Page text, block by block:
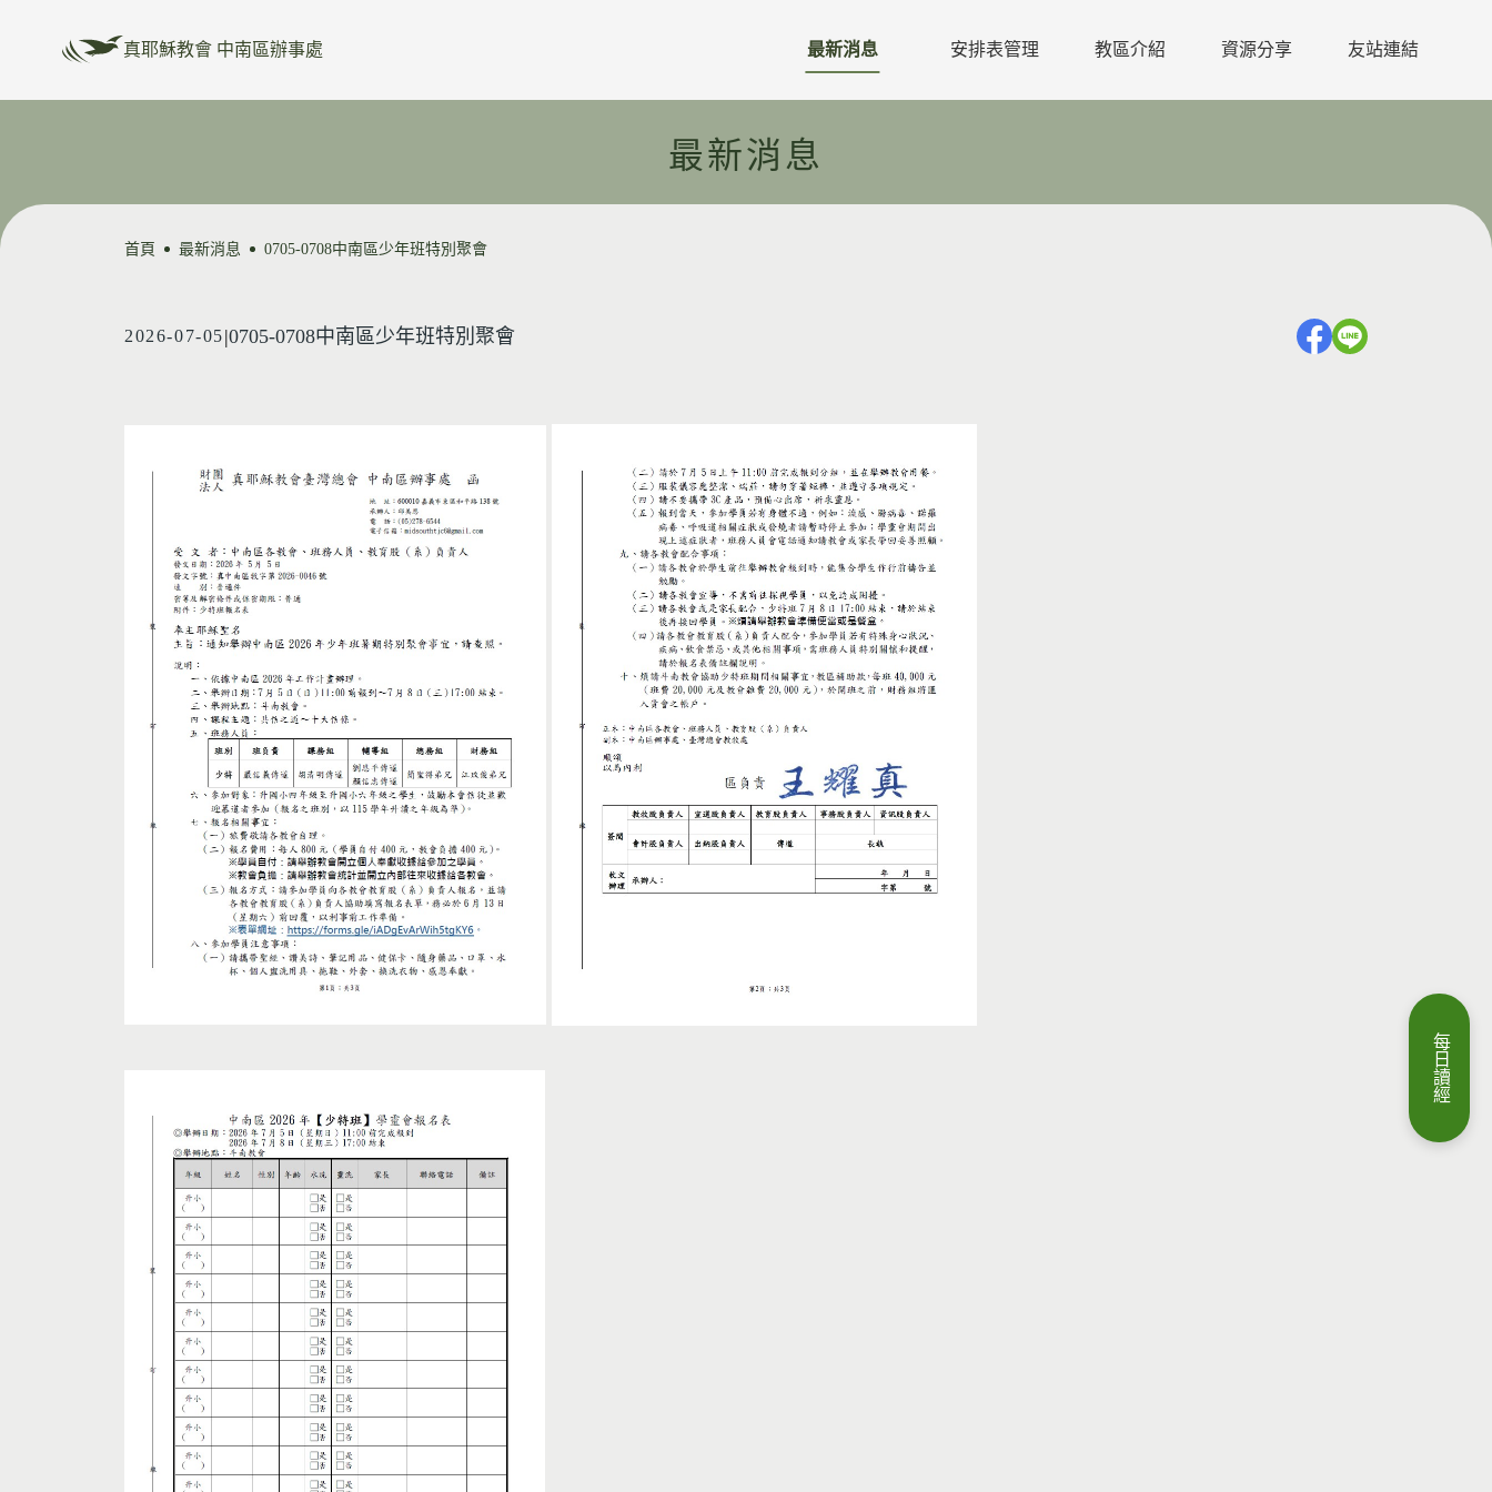
每
日
讀
經
真耶穌教會 中南區辦事處 最新消息
教區行事曆
安排表管理 教區介紹 資源分享 友站連結
最新消息
首頁 最新消息 0705-0708中南區少年班特別聚會
2026-07-05|0705-0708中南區少年班特別聚會